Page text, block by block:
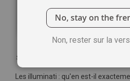
Soyez le premier à commenter ce produit
Les illuminati : qu'en est-il
No, stay on the
Non, rester sur la